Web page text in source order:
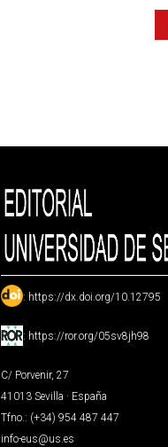
: https://dx.doi.org/10.12795
: https://ror.org/05sv8jh98
C/ Porvenir, 27
41013 Sevilla · España
Tfno.: (+34) 954 487 447
info-eus@us.es